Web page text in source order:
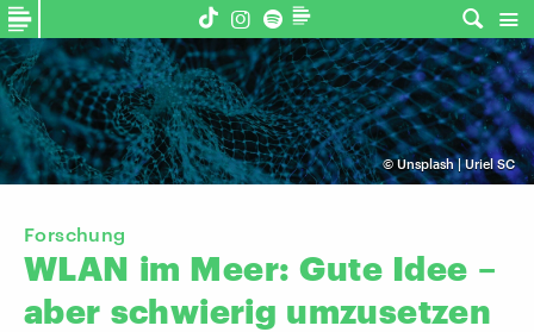
©Unsplash | Uriel SC
Forschung
WLAN im Meer: Gute Idee –
aber schwierig umzusetzen